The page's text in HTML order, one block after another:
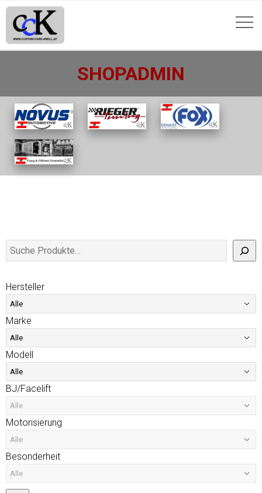
SHOPADMIN
Hersteller
Marke
Modell
BJ/Facelift
Motorisierung
Besonderheit